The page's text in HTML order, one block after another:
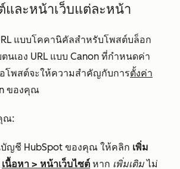
และหน้าเว็บแต่ละหน้า
แบบโคคานิคัลสำหรับโพสต์บล็อก
นเอง URL แบบ Canon ที่กำหนดค่า
โพสต์จะให้ความสำคัญกับการตั้งค่า
ของคุณ
ณ:
บัญชี HubSpot ของคุณ ให้คลิก เพิ่ม
เนื้อหา > หน้าเว็บไซต์ หาก เพิ่มเติมไม่